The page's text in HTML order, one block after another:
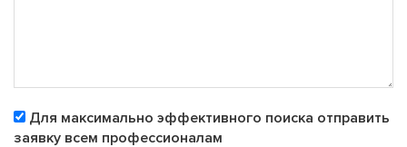
Для максимально эффективного поиска отправить
заявку всем профессионалам